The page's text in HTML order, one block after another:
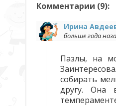
Комментарии (9):
Ирина
больше года
Пазлы, на
собирать
другу. Она